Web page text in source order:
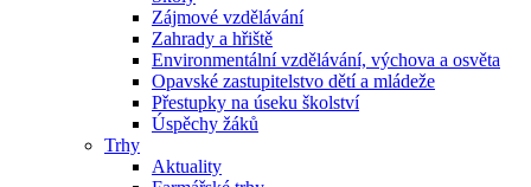
Zájmové vzdělávání
Zahrady a hřiště
Environmentální vzdělávání, výchova a osvěta
Opavské zastupitelstvo dětí a mládeže
Přestupky na úseku školství
Úspěchy žáků
Trhy
Aktuality